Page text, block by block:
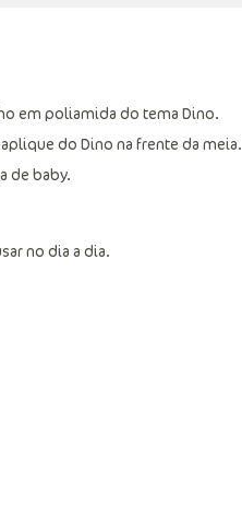
em poliamida do tema Dino.
do Dino na frente da meia.
de baby.
no dia a dia.